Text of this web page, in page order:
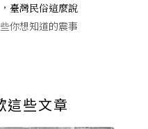
，臺灣民俗這麼說
你想知道的震事
這些文章